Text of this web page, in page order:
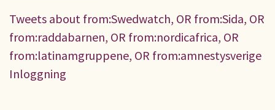
Tweets about from:Swedwatch, OR from:Sida, OR
from:raddabarnen, OR from:nordicafrica, OR
from:latinamgruppene, OR from:amnestysverige
Inloggning